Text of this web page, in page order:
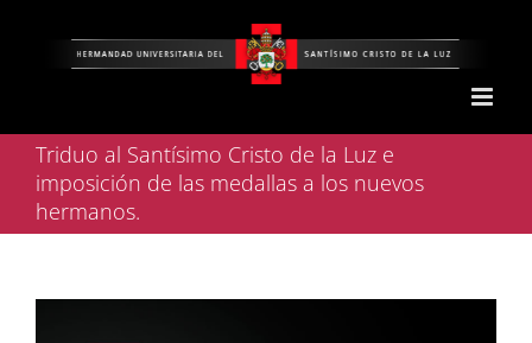
contenido
Triduo al Santísimo Cristo de la Luz e
imposición de las medallas a los nuevos
hermanos.